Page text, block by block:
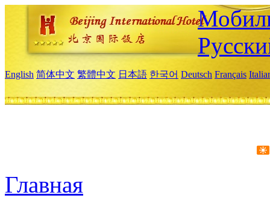
English 简体中文 繁體中文 日本語 한국어 Deutsch Français
Главная